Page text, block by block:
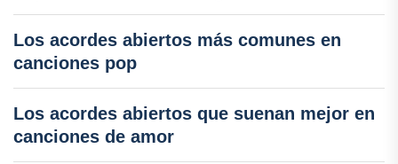
Los acordes abiertos más comunes en
canciones pop
Los acordes abiertos que suenan mejor en
canciones de amor